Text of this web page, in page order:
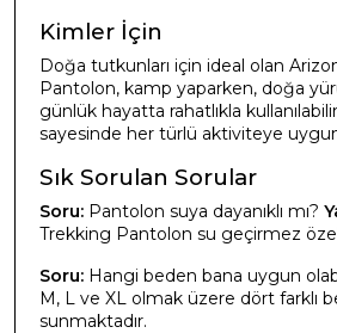
Kimler İçin
Doğa tutkunları için ideal olan
Pantolon, kamp yaparken, doğa
günlük hayatta rahatlıkla
sayesinde her türlü aktiviteye
Sık Sorulan Sorular
Soru: Pantolon suya dayanıklı mı?
Trekking Pantolon su geçirmez
Soru: Hangi beden bana uygun
M, L ve XL olmak üzere dört farklı
sunmaktadır.